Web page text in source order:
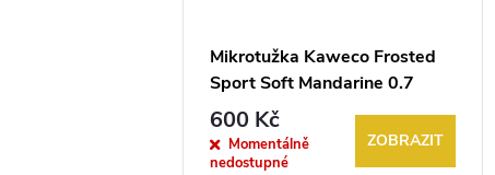
Mikrotužka Kaweco Frosted
Sport Soft Mandarine 0.7
600 Kč
Momentálně
nedostupné
ZOBRAZIT